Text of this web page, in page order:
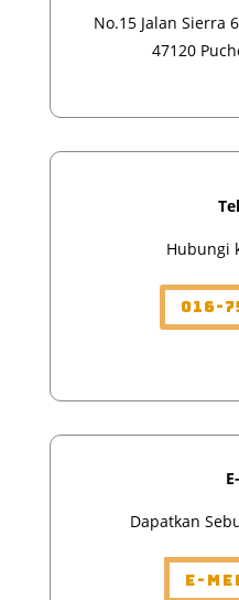
No.15 Jalan Sierra
47120
Hubungi
016-
Dapatkan
E-